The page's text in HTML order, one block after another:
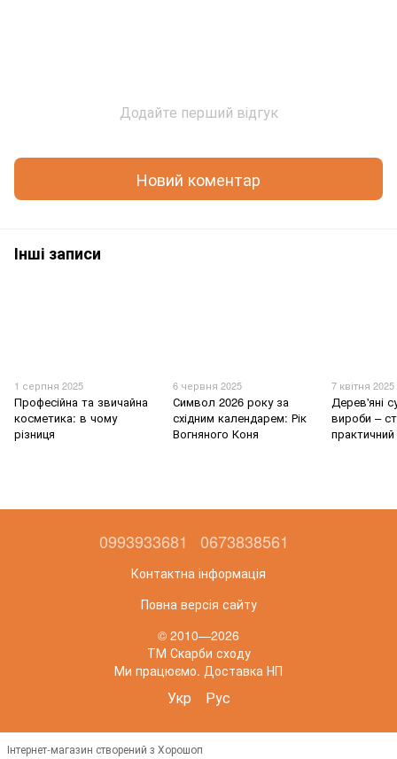
Додайте перший відгук
Новий коментар
Інші записи
1 серпня 2025
Професійна та звичайна
косметика: в чому
різниця
6 червня 2025
Символ 2026 року за
східним календарем: Рік
Вогняного Коня
7 квітня 2025
Дерев'яні
вироби –
0993933681 0673838561
Контактна інформація
Повна версія сайту
© 2010—2026
ТМ Скарби сходу
Ми працюємо. Доставка НП
Укр Рус
Інтернет-магазин створений з Хорошоп